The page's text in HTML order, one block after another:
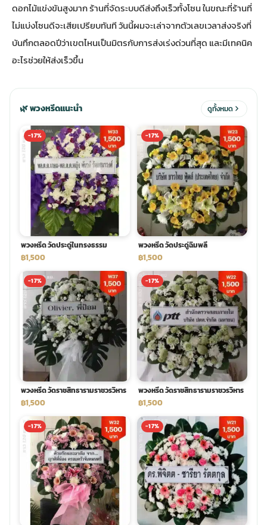
ดอกไม้ศพ
ดอกไม้งานศพ ส่งด่วน
ดอกไม้งานศพ ปากคลองตลาด
ร้านดอกไม้งานศพ ใกล้ฉัน
ดอกไม้งานศพ ราคาถูก
จัดดอกไม้งานศพ ราคา
ดอกไม้งานศพ ส่งฟรี
ดอกไม้งานศพ ออนไลน์
พวงดอกไม้งานศพ
tpdecorate ปูพื้น
พวงหรีดราคาถูก
พวงหรีดดอกไม้สด
สั่งพวงหรีด ออนไลน์
ส่งพวงหรีด ด่วน กรุงเทพ
ร้านพวงหรีด กรุงเทพ ส่งฟรี
พวงหรีด ปากคลองตลาด ราคา
พวงหรีด ส่งด่วน วันนี้
รุ ราคาถูก
ม้หน้าเมรุ
ะดับเมรุ
มรุ ออนไลน์
มรุ ส่งด่วน
น้าเมรุ กรุงเทพ
พวงหรีดพัดลม แบบสวยๆ
จัดงานศพ ราคาถูก
ดอกไม้แข่งขันสูงมาก ร้านที่จัดระบบดีส่งถึงเร็วทั้งโซน ในขณะที่ร้านที่
ไม่แบ่งโซนดีจะเสียเปรียบทันที วันนี้ผมจะเล่าจากตัวเลขเวลาส่งจริงที่
บันทึกตลอดปีว่าเขตไหนเป็นมิตรกับการส่งเร่งด่วนที่สุด และมีเทคนิค
อะไรช่วยให้ส่งเร็วขึ้น
🌿 พวงหรีดแนะนำ ดูทั้งหมด
-17%
พวงหรีด วัดประดู่ในทรงธรรม
฿1,500
-17%
พวงหรีด วัดประดู่ฉิมพลี
฿1,500
-17%
พวงหรีด วัดราชสิทธารามราชวรวิหาร
฿1,500
-17%
พวงหรีด วัดราชสิทธารามราชวรวิหาร
฿1,500
-17% -17%